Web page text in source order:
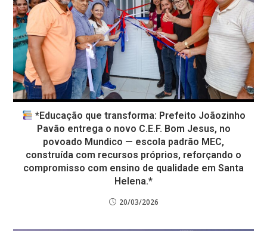
*Educação que transforma: Prefeito Joãozinho
Pavão entrega o novo C.E.F. Bom Jesus, no
povoado Mundico — escola padrão MEC,
construída com recursos próprios, reforçando o
compromisso com ensino de qualidade em Santa
Helena.*
20/03/2026